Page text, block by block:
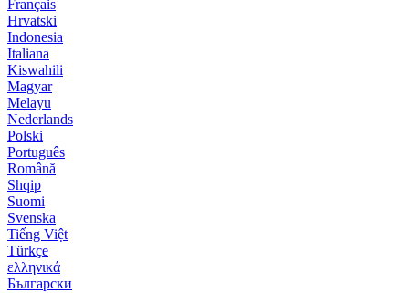
Français
Hrvatski
Indonesia
Italiana
Kiswahili
Magyar
Melayu
Nederlands
Polski
Português
Română
Shqip
Suomi
Svenska
Tiếng Việt
Türkçe
ελληνικά
Български